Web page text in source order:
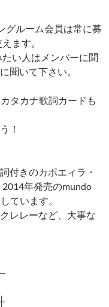
グルーム会員は常に募
ます。
い人はメンバーに聞
聞いて下さい。
タカナ歌詞カードも
！
付きのカポエィラ・
2014年発売のmundo
ています。
レレーなど、大事な